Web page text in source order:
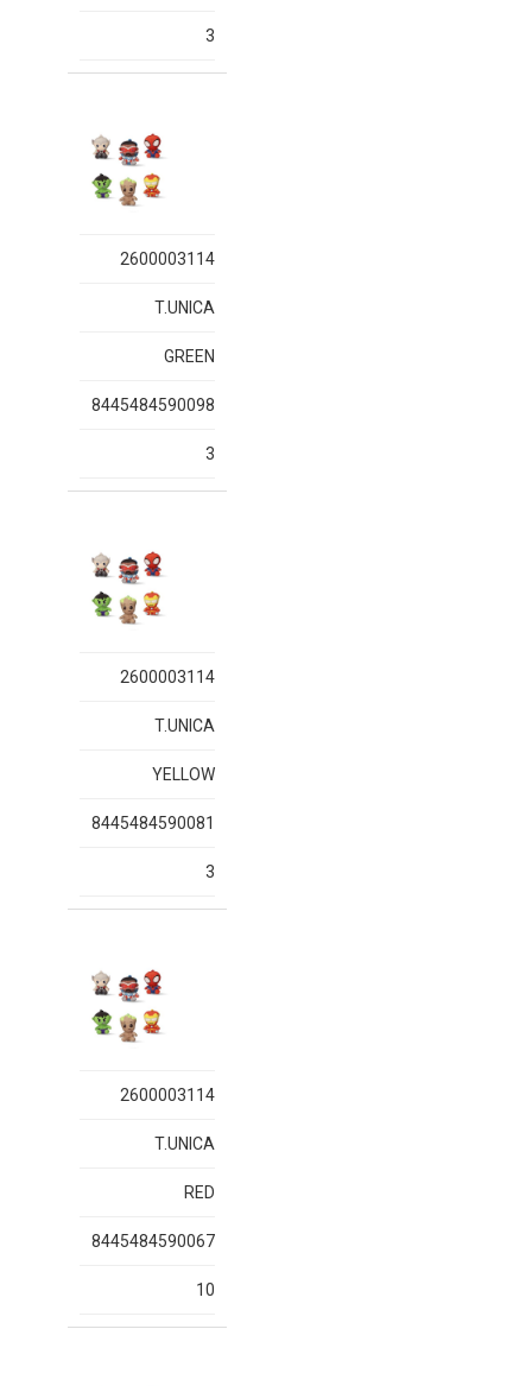
3
2600003114
T.UNICA
GREEN
8445484590098
3
2600003114
T.UNICA
YELLOW
8445484590081
3
2600003114
T.UNICA
RED
8445484590067
10